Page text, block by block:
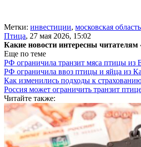
Метки: инвестиции, московская область
Птица, 27 мая 2026, 15:02
Какие новости интересны
Еще по теме
РФ ограничила транзит мяса птицы из
РФ ограничила ввоз птицы и яйца из
Как изменились подходы к
Россия может ограничить транзит
Читайте также: